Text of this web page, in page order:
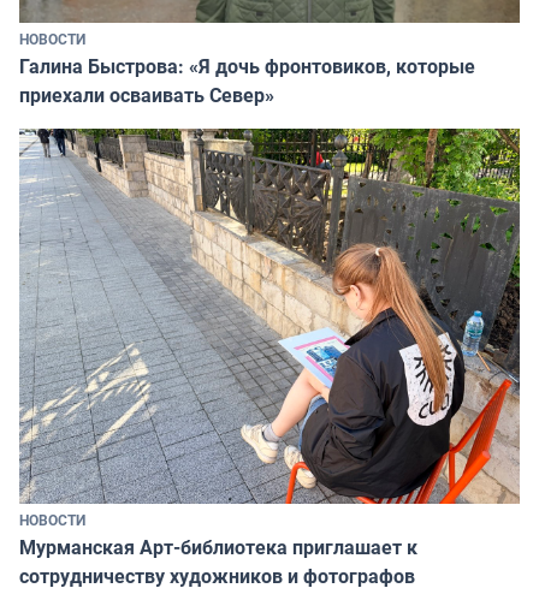
НОВОСТИ
Галина Быстрова: «Я дочь фронтовиков, которые
приехали осваивать Север»
НОВОСТИ
Мурманская Арт-библиотека приглашает к
сотрудничеству художников и фотографов